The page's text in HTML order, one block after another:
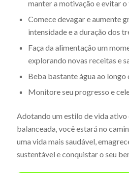
manter a motivação e evitar o
Comece devagar e aumente
intensidade e a duração dos
Faça da alimentação um
explorando novas receitas e
Beba bastante água ao longo
Monitore seu progresso e
Adotando um estilo de vida ativo
balanceada, você estará no
uma vida mais saudável,
sustentável e conquistar o seu